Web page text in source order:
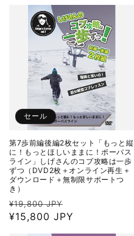
セール
第7歩前編後編2枚セット「もっと縦
に！もっとほしいままに！ポーパス
ライン」しげさんのコブ攻略は一歩
ずつ（DVD2枚＋オンライン再生＋
ダウンロード＋無制限サポートつ
き）
通
常
¥19,800 JPY
ー
¥15,800 JPY